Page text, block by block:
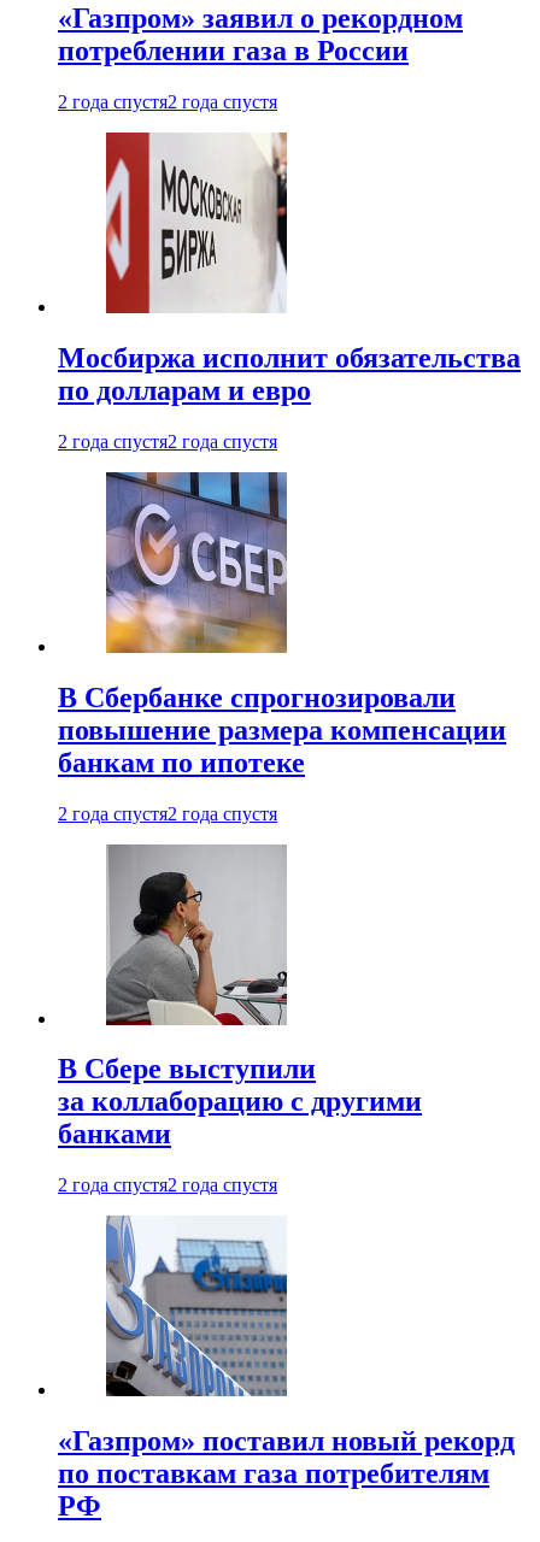
«Газпром» заявил о рекордном
потреблении газа в России
2 года спустя2 года спустя
Мосбиржа исполнит обязательства
по долларам и евро
2 года спустя2 года спустя
В Сбербанке спрогнозировали
повышение размера компенсации
банкам по ипотеке
2 года спустя2 года спустя
В Сбере выступили
за коллаборацию с другими
банками
2 года спустя2 года спустя
«Газпром» поставил новый рекорд
по поставкам газа потребителям
РФ